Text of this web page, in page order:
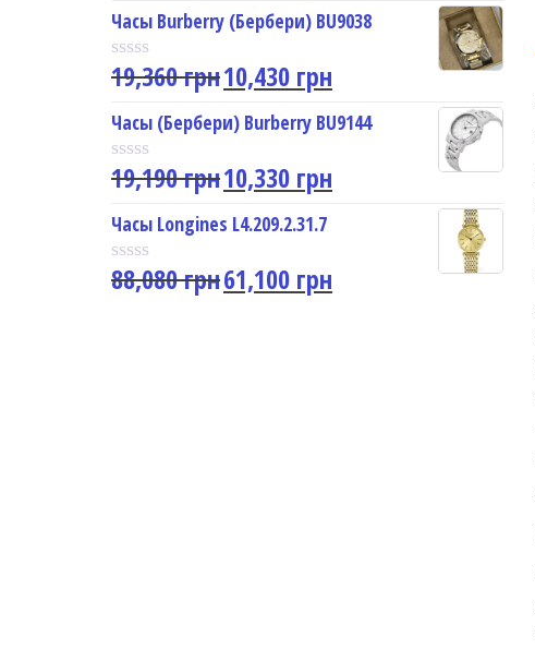
5
t
e
d
0
o
u
t
o
f
5
Часы Burberry (Бербери) BU9038
R
t
e
d
0
o
u
t
o
f
5
19,360грн10,430 грн
Часы (Бербери) Burberry BU9144
R
t
e
d
0
o
19,190грн10,330 грн
Часы Longines L4.209.2.31.7
R
88,080грн61,100 грн